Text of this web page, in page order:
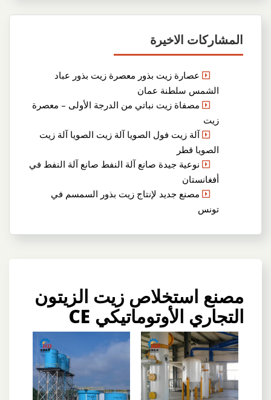
المشاركات الاخيرة
عصارة زيت بذور معصرة زيت بذور عباد
الشمس سلطنة عمان
مصفاة زيت نباتي من الدرجة الأولى – معصرة
زيت
آلة زيت فول الصويا آلة زيت الصويا آلة زيت
الصويا قطر
نوعية جيدة صانع آلة النفط صانع آلة النفط في
أفغانستان
مصنع جديد لإنتاج زيت بذور السمسم في
تونس
مصنع استخلاص زيت الزيتون
التجاري الأوتوماتيكي CE